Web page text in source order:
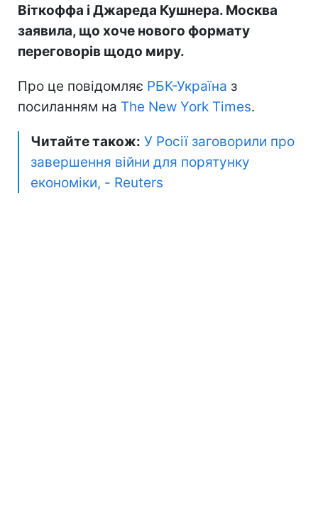
Віткоффа і Джареда Кушнера. Москва
заявила, що хоче нового формату
переговорів щодо миру.
Про це повідомляє РБК-Україна з
посиланням на The New York Times.
Читайте також: У Росії заговорили про
завершення війни для порятунку
економіки, - Reuters